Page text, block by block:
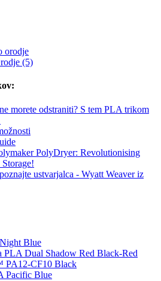
orodje
(5)
morete odstraniti? S tem PLA trikom
PolyDryer: Revolutionising
ustvarjalca - Wyatt Weaver iz
Blue
PLA Dual Shadow Red Black-Red
PA12-CF10 Black
Pacific Blue